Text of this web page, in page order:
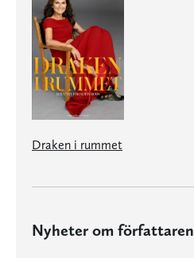
Draken i rummet
Nyheter om författaren